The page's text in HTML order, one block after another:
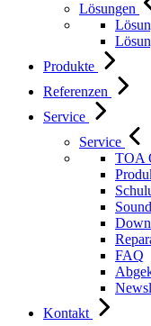
Lösungen
Produkte
Referenzen
Service
Service
TOA
FAQ
Kontakt